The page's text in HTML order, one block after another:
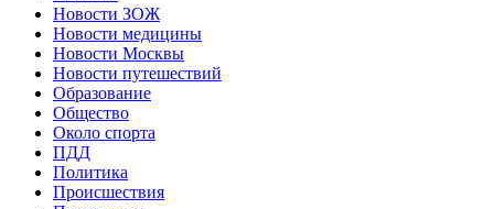
Новости ЗОЖ
Новости медицины
Новости Москвы
Новости путешествий
Образование
Общество
Около спорта
ПДД
Политика
Происшествия